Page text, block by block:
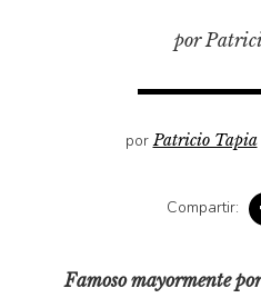
Lagunas mentales
Narrativas visuales
por
porPatricio Tapia
Compartir:
Famoso mayormente